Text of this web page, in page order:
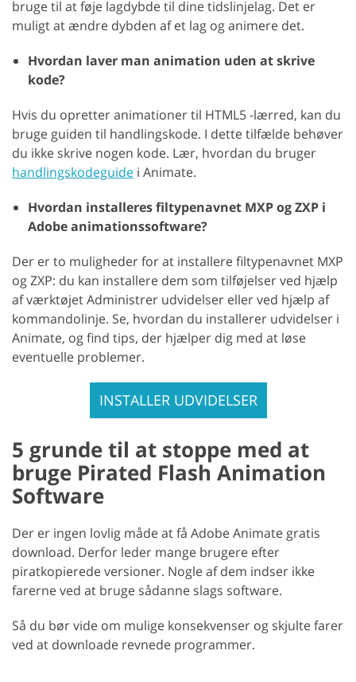
bruge til at føje lagdybde til dine tidslinjelag. Det er
muligt at ændre dybden af et lag og animere det.
Hvordan laver man animation uden at skrive
kode?
Hvis du opretter animationer til HTML5 -lærred, kan du
bruge guiden til handlingskode. I dette tilfælde behøver
du ikke skrive nogen kode. Lær, hvordan du bruger
handlingskodeguide i Animate.
Hvordan installeres filtypenavnet MXP og ZXP i
Adobe animationssoftware?
Der er to muligheder for at installere filtypenavnet MXP
og ZXP: du kan installere dem som tilføjelser ved hjælp
af værktøjet Administrer udvidelser eller ved hjælp af
kommandolinje. Se, hvordan du installerer udvidelser i
Animate, og find tips, der hjælper dig med at løse
eventuelle problemer.
INSTALLER UDVIDELSER
5 grunde til at stoppe med at
bruge Pirated Flash Animation
Software
Der er ingen lovlig måde at få Adobe Animate gratis
download. Derfor leder mange brugere efter
piratkopierede versioner. Nogle af dem indser ikke
farerne ved at bruge sådanne slags software.
Så du bør vide om mulige konsekvenser og skjulte farer
ved at downloade revnede programmer.